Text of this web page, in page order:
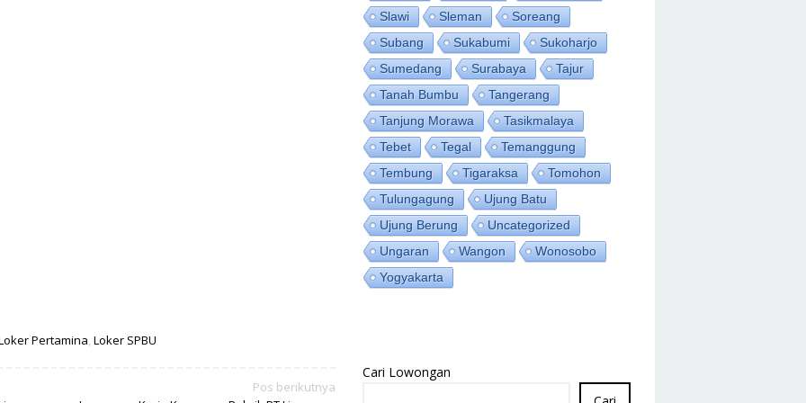
Pertamina, Loker SPBU
Pos berikutnya
Slawi
Sleman
Soreang
Subang
Sukabumi
Sukoharjo
Sumedang
Surabaya
Tajur
Tanah Bumbu
Tangerang
Tanjung Morawa
Tasikmalaya
Tebet
Tegal
Temanggung
Tembung
Tigaraksa
Tomohon
Tulungagung
Ujung Batu
Ujung Berung
Uncategorized
Ungaran
Wangon
Wonosobo
Yogyakarta
Cari Lowongan